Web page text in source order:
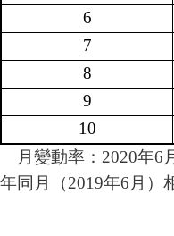
6
7
8
9
10
月變動率：2020年6
年同月（2019年6月）